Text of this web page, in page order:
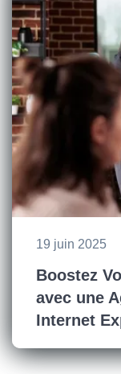
19 juin 2025
Boostez
avec une
Internet